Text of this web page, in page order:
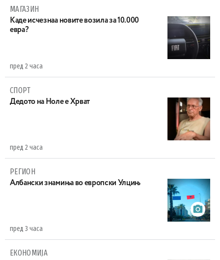
МАГАЗИН
Каде исчезнаа новите возила за 10.000
евра?
пред 2 часа
СПОРТ
Дедото на Ноле е Хрват
пред 2 часа
РЕГИОН
Aлбански знамиња во европски Улцињ
пред 3 часа
ЕКОНОМИЈА